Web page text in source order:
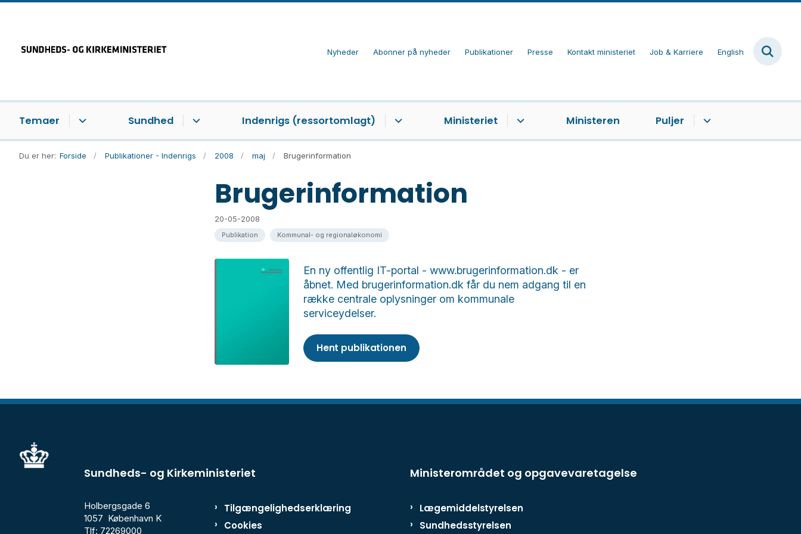
Nyheder Abonner på nyheder Publikationer Presse Kontakt ministeriet Job & Karriere English
Temaer Sundhed Indenrigs (ressortomlagt) Ministeriet Ministeren Puljer
Du er her: Forside Publikationer - Indenrigs 2008 maj Brugerinformation
Brugerinformation
20-05-2008
Publikation Kommunal- og regionaløkonomi
En ny offentlig IT-portal - www.brugerinformation.dk - er
åbnet. Med brugerinformation.dk får du nem adgang til en
række centrale oplysninger om kommunale
serviceydelser.
Hent publikationen
Sundheds- og Kirkeministeriet Ministerområdet og opgavevaretagelse
Holbergsgade 6
1057 København K
Tlf: 72269000
Tilgængelighedserklæring
Cookies
Lægemiddelstyrelsen
Sundhedsstyrelsen